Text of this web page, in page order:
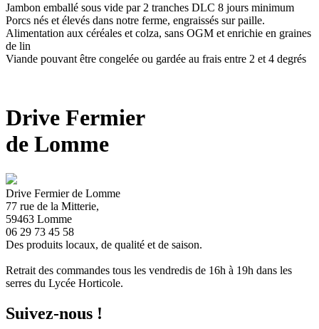
Jambon emballé sous vide par 2 tranches DLC 8 jours minimum
Porcs nés et élevés dans notre ferme, engraissés sur paille.
Alimentation aux céréales et colza, sans OGM et enrichie en graines
de lin
Viande pouvant être congelée ou gardée au frais entre 2 et 4 degrés
Drive Fermier
de Lomme
Drive Fermier de Lomme
77 rue de la Mitterie,
59463 Lomme
06 29 73 45 58
Des produits locaux, de qualité et de saison.
Retrait des commandes tous les vendredis de 16h à 19h dans les
serres du Lycée Horticole.
Suivez-nous !